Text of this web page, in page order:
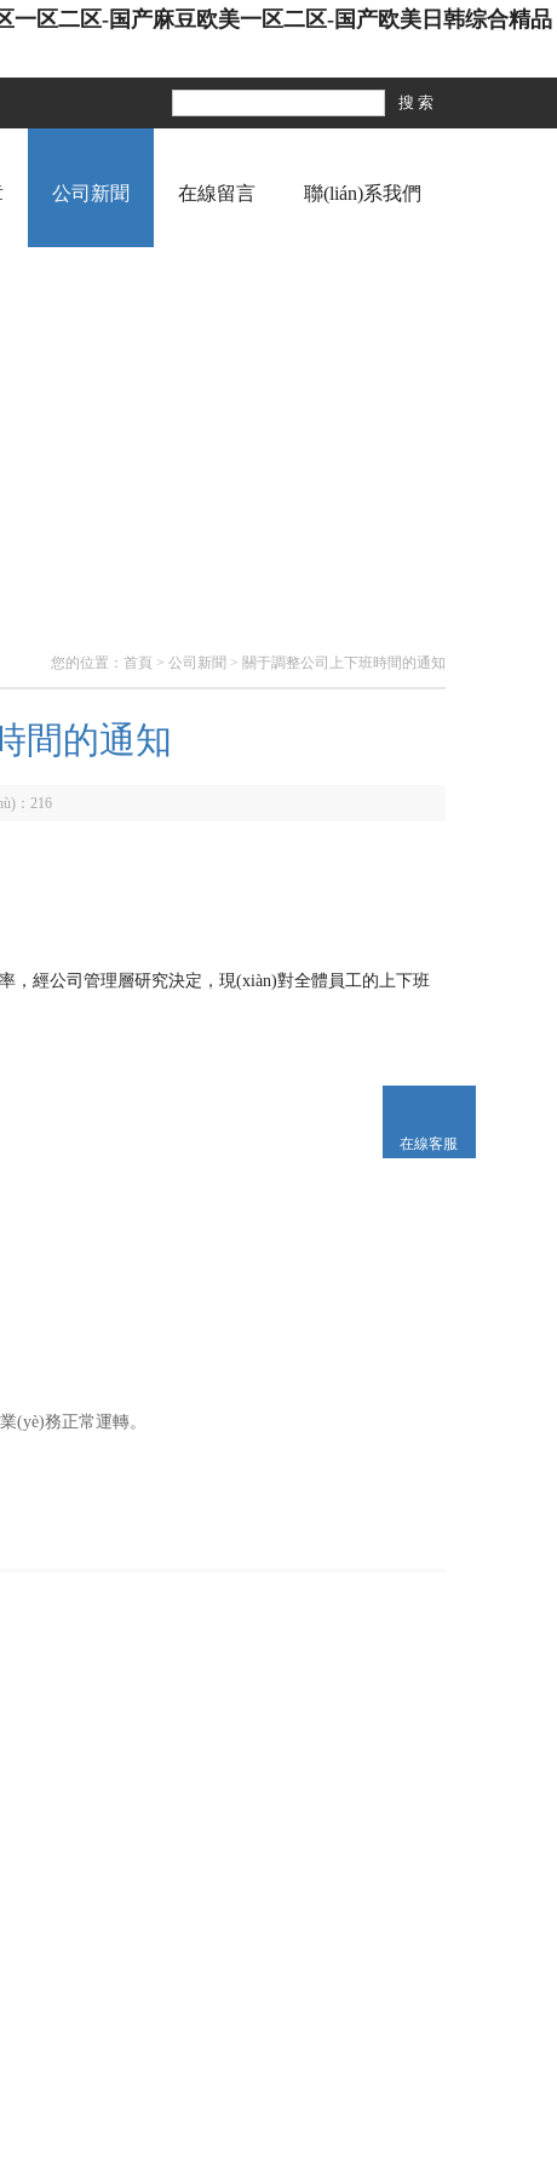
区二区-国产麻豆欧美一区二区-国产欧美日韩综合精品
公司新聞 在線留言 聯(lián)系我們
您的位置： 首頁 > 公司新聞 > 關于調整公司上下班時間的通知
間的通知
： 216
，經公司管理層研究決定，現(xiàn)對全體員工的上下班
務正常運轉。
在線客服